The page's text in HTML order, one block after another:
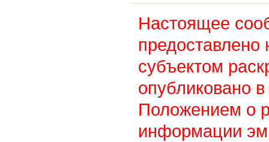
Настоящее
предоставлено
субъектом
опубликовано в
Положением о
информации